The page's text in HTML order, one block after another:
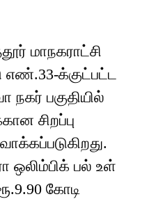
மாநகராட்சி
எண்.33-க்குட்பட்ட
பகுதியில்
சிறப்பு
ஒலிம்பிக் பல் உள்
கோடி